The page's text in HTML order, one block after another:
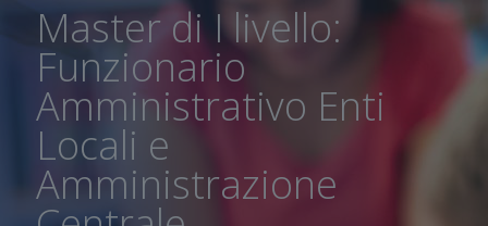
Master di I livello:
Funzionario
Amministrativo Enti
Locali e
Amministrazione